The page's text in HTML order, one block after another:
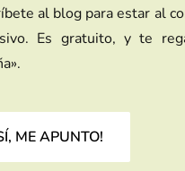
al blog para estar al
Es gratuito, y te
ME APUNTO!